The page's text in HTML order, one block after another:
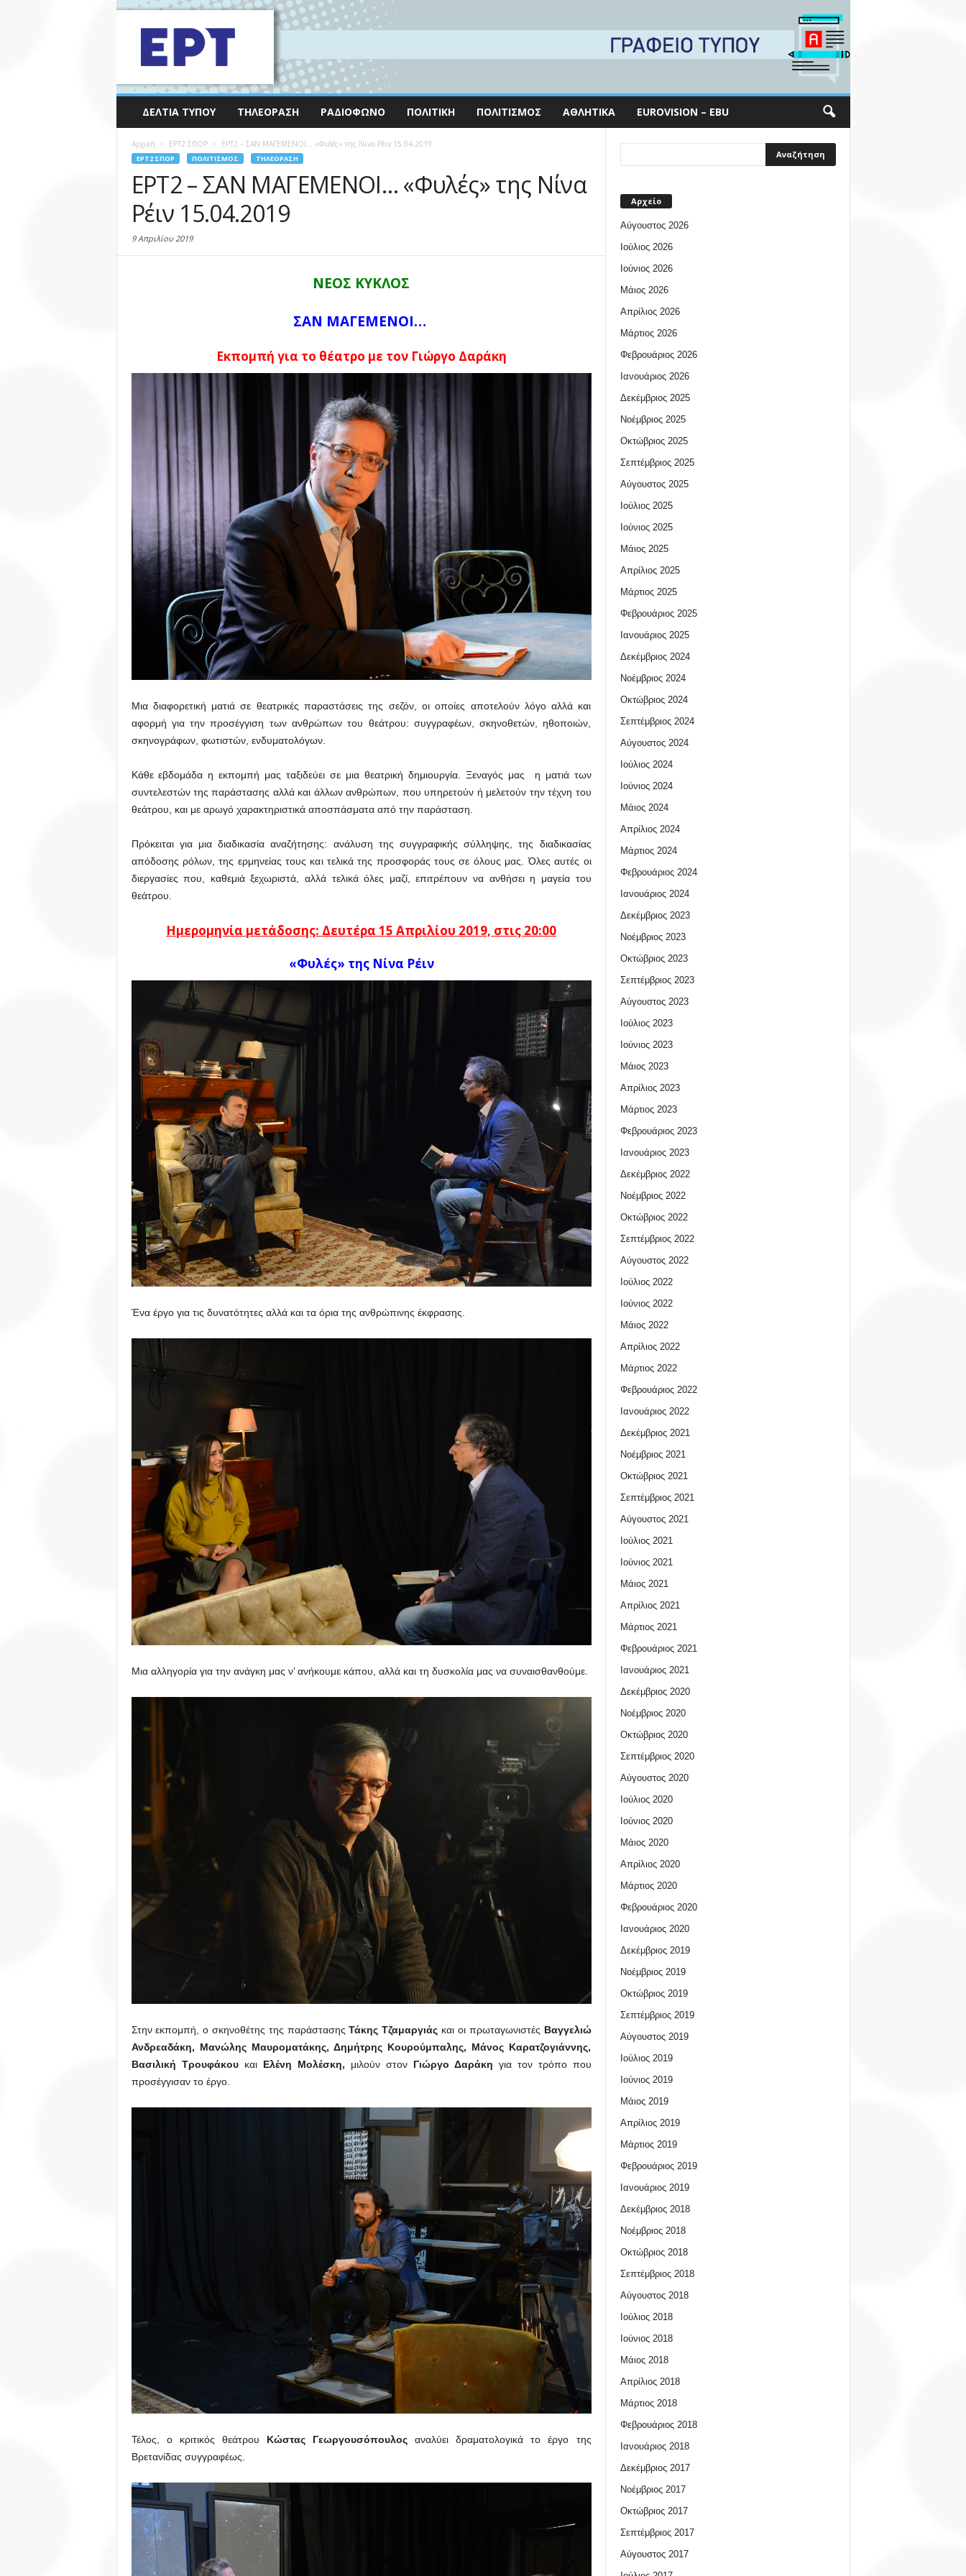
ΔΕΛΤΊΑ ΤΎΠΟΥ ΤΗΛΕΌΡΑΣΗ ΡΑΔΙΌΦΩΝΟ ΠΟΛΙΤΙΚΉ ΠΟΛΙΤΙΣΜΌΣ ΑΘΛΗΤΙΚΆ EUROVISION – EBU
Αρχική EΡΤ2 ΣΠΟΡ ΕΡΤ2 – ΣΑΝ ΜΑΓΕΜΕΝΟΙ… «Φυλές» της Νίνα Ρέιν 15.04.2019
EΡΤ2 ΣΠΟΡ ΠΟΛΙΤΙΣΜΌΣ ΤΗΛΕΌΡΑΣΗ
ΕΡΤ2 – ΣΑΝ ΜΑΓΕΜΕΝΟΙ… «Φυλές» της Νίνα
Ρέιν 15.04.2019
9 Απριλίου 2019
ΝΕΟΣ ΚΥΚΛΟΣ
ΣΑΝ ΜΑΓΕΜΕΝΟΙ…
Εκπομπή για το θέατρο με τον Γιώργο Δαράκη
Μια διαφορετική ματιά σε θεατρικές παραστάσεις της σεζόν, οι οποίες αποτελούν λόγο αλλά και
αφορμή για την προσέγγιση των ανθρώπων του θεάτρου: συγγραφέων, σκηνοθετών, ηθοποιών,
σκηνογράφων, φωτιστών, ενδυματολόγων.
Κάθε εβδομάδα η εκπομπή μας ταξιδεύει σε μια θεατρική δημιουργία. Ξεναγός μας η ματιά των
συντελεστών της παράστασης αλλά και άλλων ανθρώπων, που υπηρετούν ή μελετούν την τέχνη του
θεάτρου, και με αρωγό χαρακτηριστικά αποσπάσματα από την παράσταση.
Πρόκειται για μια διαδικασία αναζήτησης: ανάλυση της συγγραφικής σύλληψης, της διαδικασίας
απόδοσης ρόλων, της ερμηνείας τους και τελικά της προσφοράς τους σε όλους μας. Όλες αυτές οι
διεργασίες που, καθεμιά ξεχωριστά, αλλά τελικά όλες μαζί, επιτρέπουν να ανθήσει η μαγεία του
θεάτρου.
Ημερομηνία μετάδοσης: Δευτέρα 15 Απριλίου 2019, στις 20:00
«Φυλές» της Νίνα Ρέιν
Ένα έργο για τις δυνατότητες αλλά και τα όρια της ανθρώπινης έκφρασης.
Μια αλληγορία για την ανάγκη μας ν’ ανήκουμε κάπου, αλλά και τη δυσκολία μας να συναισθανθούμε.
Στην εκπομπή, ο σκηνοθέτης της παράστασηςΤάκης Τζαμαργιάς και οι πρωταγωνιστές Βαγγελιώ
Ανδρεαδάκη, Μανώλης Μαυροματάκης, Δημήτρης Κουρούμπαλης, Μάνος Καρατζογιάννης,
Βασιλική Τρουφάκου καιΕλένη Μολέσκη, μιλούν στον Γιώργο Δαράκη για τον τρόπο που
προσέγγισαν το έργο.
Τέλος, ο κριτικός θεάτρου Κώστας Γεωργουσόπουλος αναλύει δραματολογικά το έργο της
Βρετανίδας συγγραφέως.
Αρχείο
Αύγουστος 2026
Ιούλιος 2026
Ιούνιος 2026
Μάιος 2026
Απρίλιος 2026
Μάρτιος 2026
Φεβρουάριος 2026
Ιανουάριος 2026
Δεκέμβριος 2025
Νοέμβριος 2025
Οκτώβριος 2025
Σεπτέμβριος 2025
Αύγουστος 2025
Ιούλιος 2025
Ιούνιος 2025
Μάιος 2025
Απρίλιος 2025
Μάρτιος 2025
Φεβρουάριος 2025
Ιανουάριος 2025
Δεκέμβριος 2024
Νοέμβριος 2024
Οκτώβριος 2024
Σεπτέμβριος 2024
Αύγουστος 2024
Ιούλιος 2024
Ιούνιος 2024
Μάιος 2024
Απρίλιος 2024
Μάρτιος 2024
Φεβρουάριος 2024
Ιανουάριος 2024
Δεκέμβριος 2023
Νοέμβριος 2023
Οκτώβριος 2023
Σεπτέμβριος 2023
Αύγουστος 2023
Ιούλιος 2023
Ιούνιος 2023
Μάιος 2023
Απρίλιος 2023
Μάρτιος 2023
Φεβρουάριος 2023
Ιανουάριος 2023
Δεκέμβριος 2022
Νοέμβριος 2022
Οκτώβριος 2022
Σεπτέμβριος 2022
Αύγουστος 2022
Ιούλιος 2022
Ιούνιος 2022
Μάιος 2022
Απρίλιος 2022
Μάρτιος 2022
Φεβρουάριος 2022
Ιανουάριος 2022
Δεκέμβριος 2021
Νοέμβριος 2021
Οκτώβριος 2021
Σεπτέμβριος 2021
Αύγουστος 2021
Ιούλιος 2021
Ιούνιος 2021
Μάιος 2021
Απρίλιος 2021
Μάρτιος 2021
Φεβρουάριος 2021
Ιανουάριος 2021
Δεκέμβριος 2020
Νοέμβριος 2020
Οκτώβριος 2020
Σεπτέμβριος 2020
Αύγουστος 2020
Ιούλιος 2020
Ιούνιος 2020
Μάιος 2020
Απρίλιος 2020
Μάρτιος 2020
Φεβρουάριος 2020
Ιανουάριος 2020
Δεκέμβριος 2019
Νοέμβριος 2019
Οκτώβριος 2019
Σεπτέμβριος 2019
Αύγουστος 2019
Ιούλιος 2019
Ιούνιος 2019
Μάιος 2019
Απρίλιος 2019
Μάρτιος 2019
Φεβρουάριος 2019
Ιανουάριος 2019
Δεκέμβριος 2018
Νοέμβριος 2018
Οκτώβριος 2018
Σεπτέμβριος 2018
Αύγουστος 2018
Ιούλιος 2018
Ιούνιος 2018
Μάιος 2018
Απρίλιος 2018
Μάρτιος 2018
Φεβρουάριος 2018
Ιανουάριος 2018
Δεκέμβριος 2017
Νοέμβριος 2017
Οκτώβριος 2017
Σεπτέμβριος 2017
Αύγουστος 2017